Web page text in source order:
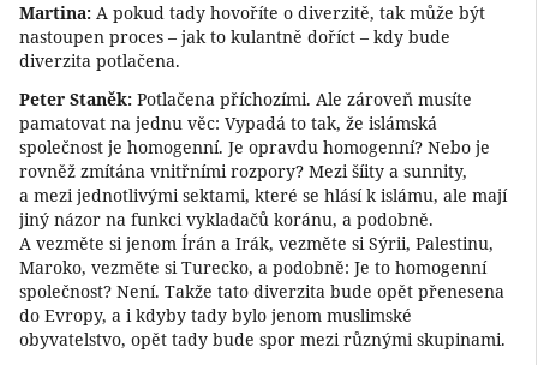
Martina: A pokud tady hovoříte o diverzitě, tak může být
nastoupen proces – jak to kulantně doříct – kdy bude
diverzita potlačena.
Peter Staněk: Potlačena příchozími. Ale zároveň musíte
pamatovat na jednu věc: Vypadá to tak, že islámská
společnost je homogenní. Je opravdu homogenní? Nebo je
rovněž zmítána vnitřními rozpory? Mezi šíity a sunnity,
a mezi jednotlivými sektami, které se hlásí k islámu, ale mají
jiný názor na funkci vykladačů koránu, a podobně.
A vezměte si jenom Írán a Irák, vezměte si Sýrii, Palestinu,
Maroko, vezměte si Turecko, a podobně: Je to homogenní
společnost? Není. Takže tato diverzita bude opět přenesena
do Evropy, a i kdyby tady bylo jenom muslimské
obyvatelstvo, opět tady bude spor mezi různými skupinami.